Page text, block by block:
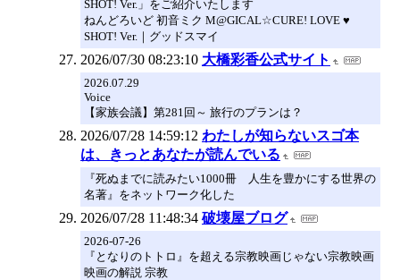
SHOT! Ver.」をご紹介いたします
ねんどろいど 初音ミク M@GICAL☆CURE! LOVE ♥
SHOT! Ver.｜グッドスマイ
2026/07/30 08:23:10 大橋彩香公式サイト
2026.07.29
Voice
【家族会議】第281回～ 旅行のプランは？
2026/07/28 14:59:12 わたしが知らないスゴ本
は、きっとあなたが読んでいる
『死ぬまでに読みたい1000冊 人生を豊かにする世界の
名著』をネットワーク化した
2026/07/28 11:48:34 破壊屋ブログ
2026-07-26
『となりのトトロ』を超える宗教映画じゃない宗教映画
映画の解説 宗教